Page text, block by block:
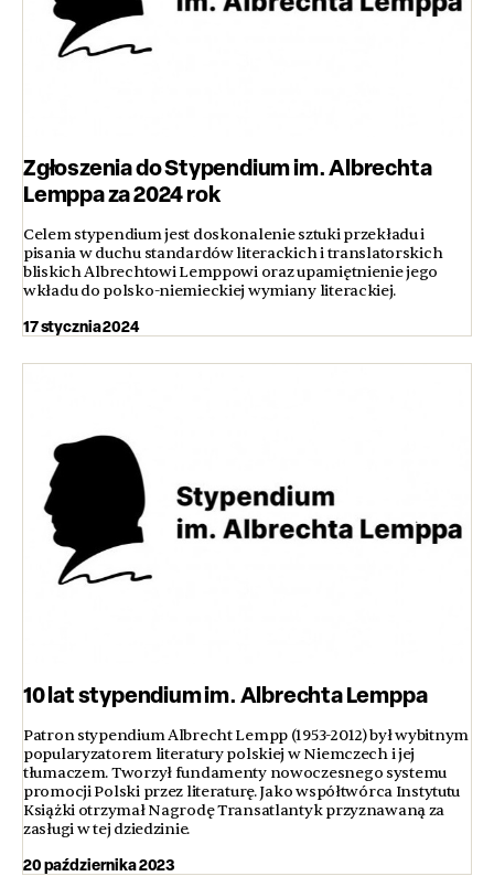
Zgłoszenia do Stypendium im. Albrechta
Lemppa za 2024 rok
Celem stypendium jest doskonalenie sztuki przekładu i
pisania w duchu standardów literackich i translatorskich
bliskich Albrechtowi Lemppowi oraz upamiętnienie jego
wkładu do polsko-niemieckiej wymiany literackiej.
17 stycznia 2024
10 lat stypendium im. Albrechta Lemppa
Patron stypendium Albrecht Lempp (1953-2012) był wybitnym
popularyzatorem literatury polskiej w Niemczech i jej
tłumaczem. Tworzył fundamenty nowoczesnego systemu
promocji Polski przez literaturę. Jako współtwórca Instytutu
Książki otrzymał Nagrodę Transatlantyk przyznawaną za
zasługi w tej dziedzinie.
20 października 2023